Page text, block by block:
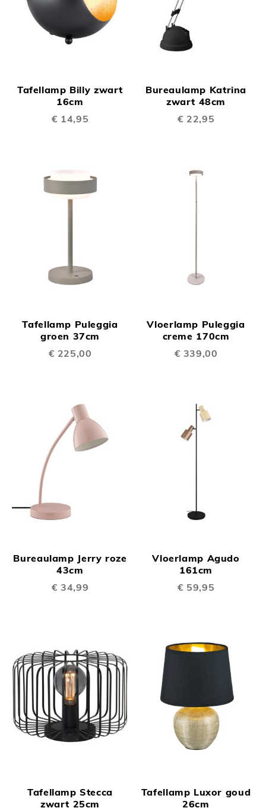
Tafellamp Billy zwart
16cm
€ 14,95
Bureaulamp Katrina
zwart 48cm
€ 22,95
Tafellamp Puleggia
groen 37cm
€ 225,00
Vloerlamp Puleggia
creme 170cm
€ 339,00
Bureaulamp Jerry roze
43cm
€ 34,99
Vloerlamp Agudo
161cm
€ 59,95
Tafellamp Stecca
zwart 25cm
Tafellamp Luxor goud
26cm